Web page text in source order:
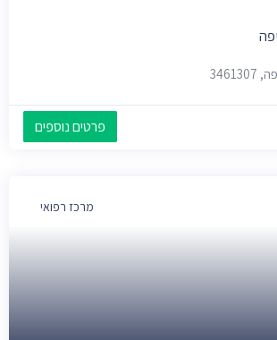
פרטים נוספים
מרכז רפואי